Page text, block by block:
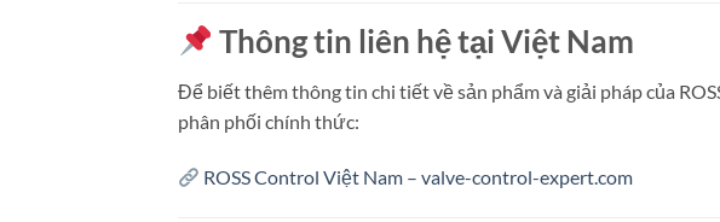
Thông tin liên hệ tại Việt Nam
Để biết thêm thông tin chi tiết về sản phẩm và giải pháp của
phân phối chính thức:
ROSS Control Việt Nam – valve-control-expert.com